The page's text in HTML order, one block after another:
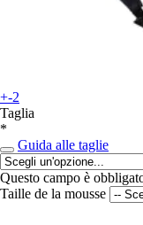
+-2
Taglia
*
Guida alle taglie
Questo campo è
Taille de la mousse